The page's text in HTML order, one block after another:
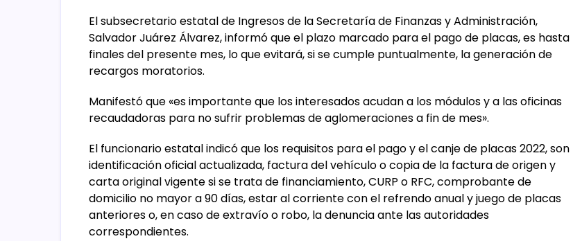
El subsecretario estatal de Ingresos de la Secretaría de Finanzas y Administración,
Salvador Juárez Álvarez, informó que el plazo marcado para el pago de placas, es hasta
finales del presente mes, lo que evitará, si se cumple puntualmente, la generación de
recargos moratorios.
Manifestó que «es importante que los interesados acudan a los módulos y a las oficinas
recaudadoras para no sufrir problemas de aglomeraciones a fin de mes».
El funcionario estatal indicó que los requisitos para el pago y el canje de placas 2022, son
identificación oficial actualizada, factura del vehículo o copia de la factura de origen y
carta original vigente si se trata de financiamiento, CURP o RFC, comprobante de
domicilio no mayor a 90 días, estar al corriente con el refrendo anual y juego de placas
anteriores o, en caso de extravío o robo, la denuncia ante las autoridades
correspondientes.